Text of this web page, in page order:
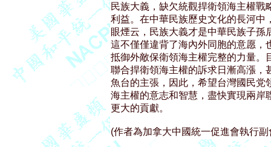
民族大義，缺欠統觀捍衛領海主權
利益。在中華民族歷史文化的長河中
眼煙云，民族大義才是中華民族子
這不僅僅違背了海內外同胞的意愿，
抵御外敵保衛領海主權完整的力量。
聯合捍衛領海主權的訴求日漸高漲，
魚台的主張，因此，希望台灣國民党
海主權的意志和智慧，盡快實現兩岸
更大的貢獻。